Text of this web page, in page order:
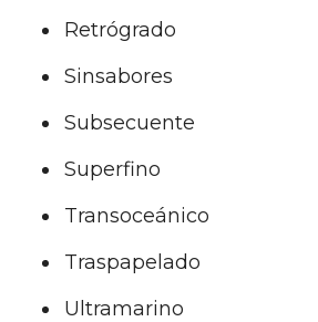
Retrógrado
Sinsabores
Subsecuente
Superfino
Transoceánico
Traspapelado
Ultramarino